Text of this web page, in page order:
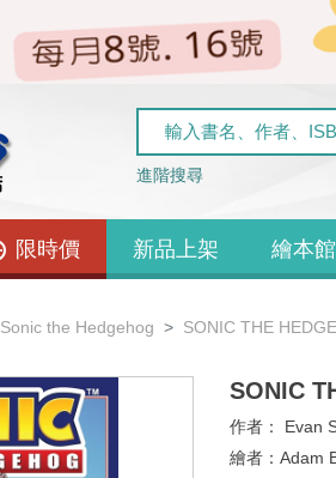
進階搜尋
限時價 新品上架 繪本館
Sonic the Hedgehog SONIC THE
SONIC
作者： Evan
繪者： Adam